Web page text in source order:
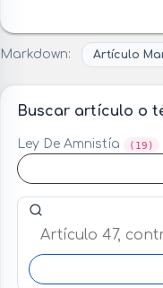
Markdown: Artículo
Buscar artículo o
Ley De Amnistía (19)
Buscar artículo o